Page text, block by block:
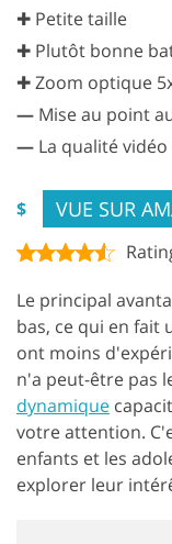
✚ Petite taille
✚ Plutôt bonne
✚ Zoom optique
— Mise au point
— La qualité
$ VUE SUR
Le principal
bas, ce qui en fait
ont moins
n'a peut-être pas
dynamique
votre attention.
enfants et les
explorer leur